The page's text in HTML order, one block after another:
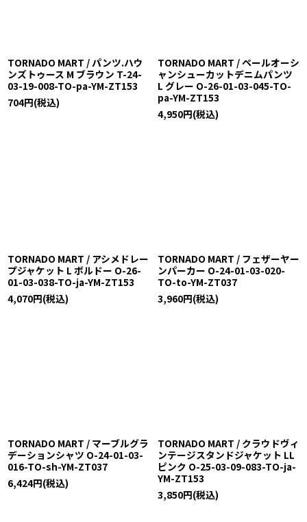
TORNADO MART / パンツ.ハウ
ンズトゥース M ブラウン T-24-
03-19-008-TO-pa-YM-ZT153
704円(税込)
TORNADO MART / ペールオーシ
ャンシューカットデニムパンツ
L グレー O-26-01-03-045-TO-
pa-YM-ZT153
4,950円(税込)
TORNADO MART / アシメドレー
プジャケット L ボルドー O-26-
01-03-038-TO-ja-YM-ZT153
4,070円(税込)
TORNADO MART / フェザーヤー
ンパーカー O-24-01-03-020-
TO-to-YM-ZT037
3,960円(税込)
TORNADO MART / マーブルグラ
デーションシャツ O-24-01-03-
016-TO-sh-YM-ZT037
6,424円(税込)
TORNADO MART / クラウドヴィ
ンテージスタンドジャケット LL
ピンク O-25-03-09-083-TO-ja-
YM-ZT153
3,850円(税込)